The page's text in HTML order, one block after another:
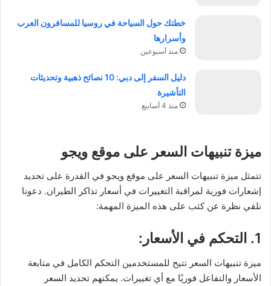
خطتك حول السياحة في روسيا للمسافرون العرب
وأسرارها
منذ أسبوعين
دليل السفر إلى دبي: 10 نصائح ذهبية وتحديثات
التأشيرة
منذ 4 أسابيع
ميزة تنبيهات السعر على موقع ويجو
تتمثل ميزة تنبيهات السعر على موقع ويجو في القدرة على تحديد
إشعارات فورية لمراقبة التغييرات في أسعار تذاكر الطيران. دعونا
نلقي نظرة عن كثب على هذه الميزة المهمة:
1. التحكم في الأسعار :
ميزة تنبيهات السعر تتيح للمستخدمين التحكم الكامل في متابعة
الأسعار والتفاعل فوريًا مع أي تغييرات. يمكنهم تحديد السعر